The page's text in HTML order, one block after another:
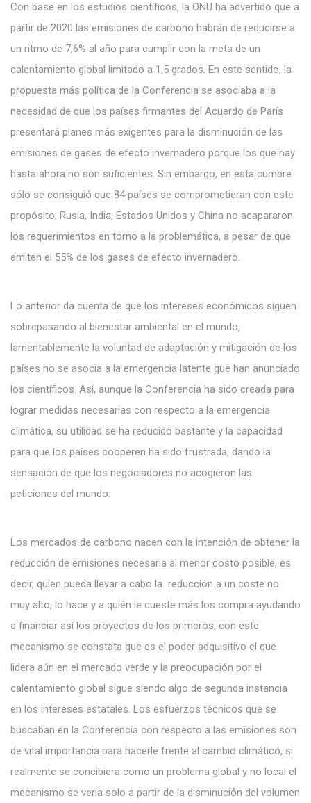
Con base en los estudios científicos, la ONU ha advertido que a
partir de 2020 las emisiones de carbono habrán de reducirse a
un ritmo de 7,6% al año para cumplir con la meta de un
calentamiento global limitado a 1,5 grados. En este sentido, la
propuesta más política de la Conferencia se asociaba a la
necesidad de que los países firmantes del Acuerdo de París
presentará planes más exigentes para la disminución de las
emisiones de gases de efecto invernadero porque los que hay
hasta ahora no son suficientes. Sin embargo, en esta cumbre
sólo se consiguió que 84 países se comprometieran con este
propósito; Rusia, India, Estados Unidos y China no acapararon
los requerimientos en torno a la problemática, a pesar de que
emiten el 55% de los gases de efecto invernadero.
Lo anterior da cuenta de que los intereses económicos siguen
sobrepasando al bienestar ambiental en el mundo,
lamentablemente la voluntad de adaptación y mitigación de los
países no se asocia a la emergencia latente que han anunciado
los científicos. Así, aunque la Conferencia ha sido creada para
lograr medidas necesarias con respecto a la emergencia
climática, su utilidad se ha reducido bastante y la capacidad
para que los países cooperen ha sido frustrada, dando la
sensación de que los negociadores no acogieron las
peticiones del mundo.
Los mercados de carbono nacen con la intención de obtener la
reducción de emisiones necesaria al menor costo posible, es
decir, quien pueda llevar a cabo la reducción a un coste no
muy alto, lo hace y a quién le cueste más los compra ayudando
a financiar así los proyectos de los primeros; con este
mecanismo se constata que es el poder adquisitivo el que
lidera aún en el mercado verde y la preocupación por el
calentamiento global sigue siendo algo de segunda instancia
en los intereses estatales. Los esfuerzos técnicos que se
buscaban en la Conferencia con respecto a las emisiones son
de vital importancia para hacerle frente al cambio climático, si
realmente se concibiera como un problema global y no local el
mecanismo se veria solo a partir de la disminución del volumen